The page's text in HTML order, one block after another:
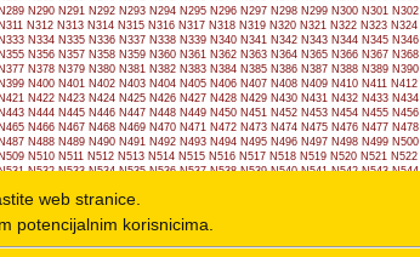
N289 N290 N291 N292 N293 N294 N295 N296 N297 N298 N299 N300 N301 N302
N311 N312 N313 N314 N315 N316 N317 N318 N319 N320 N321 N322 N323 N324
N333 N334 N335 N336 N337 N338 N339 N340 N341 N342 N343 N344 N345 N346
N355 N356 N357 N358 N359 N360 N361 N362 N363 N364 N365 N366 N367 N368
N377 N378 N379 N380 N381 N382 N383 N384 N385 N386 N387 N388 N389 N390
N399 N400 N401 N402 N403 N404 N405 N406 N407 N408 N409 N410 N411 N412
N421 N422 N423 N424 N425 N426 N427 N428 N429 N430 N431 N432 N433 N434
N443 N444 N445 N446 N447 N448 N449 N450 N451 N452 N453 N454 N455 N456
N465 N466 N467 N468 N469 N470 N471 N472 N473 N474 N475 N476 N477 N478
N487 N488 N489 N490 N491 N492 N493 N494 N495 N496 N497 N498 N499 N500
N509 N510 N511 N512 N513 N514 N515 N516 N517 N518 N519 N520 N521 N522
N532 N533 N534 N535 N536 N537 N538 N539 N540 N541 N542 N543 N544
N576 N577 N578 N579
N620 N621 N622 N623 N624 N625 N626
web stranice.
potencijalnim korisnicima.